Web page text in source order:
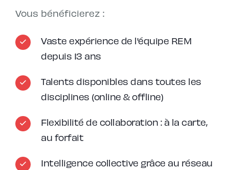
Vous bénéficierez :
Vaste expérience de l'équipe REM
depuis 13 ans
Talents disponibles dans toutes les
disciplines (online & offline)
Flexibilité de collaboration : à la carte,
au forfait
Intelligence collective grâce au réseau